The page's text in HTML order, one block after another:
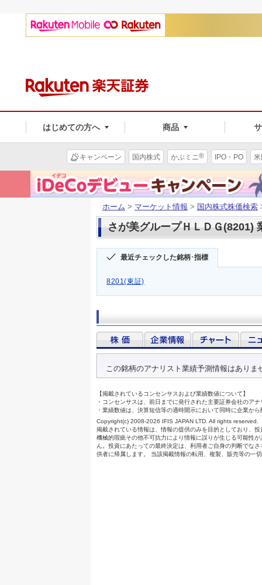
はじめての方へ 商品
キャンペーン 国内株式 かぶミニ® IPO・PO
ホーム > マーケット情報 > 国内株式株価検索
さが美グループＨＬＤＧ(8201)
最近チェックした銘柄･指標
8201(東証)